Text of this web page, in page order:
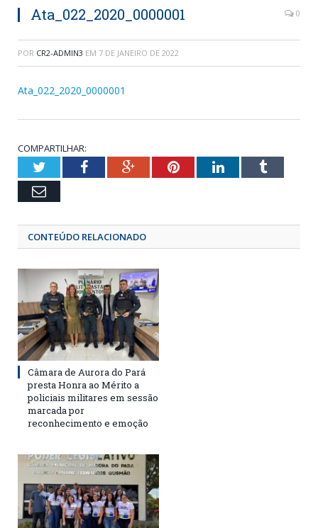
Ata_022_2020_0000001 0
POR CR2-ADMIN3 EM 7 DE JANEIRO DE 2022
Ata_022_2020_0000001
COMPARTILHAR:
TwitterFacebookGoogle+PinterestLinkedInTumblr
Email
CONTEÚDO RELACIONADO
Câmara de Aurora do Pará
presta Honra ao Mérito a
policiais militares em sessão
marcada por
reconhecimento e emoção